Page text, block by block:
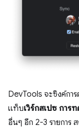
DevTools จะซิงค์กา
แท็บเวิร์กสเปซ การ
อื่นๆ อีก 2-3 รายการ